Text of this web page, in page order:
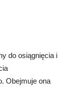
do osiągnięcia i
Obejmuje ona